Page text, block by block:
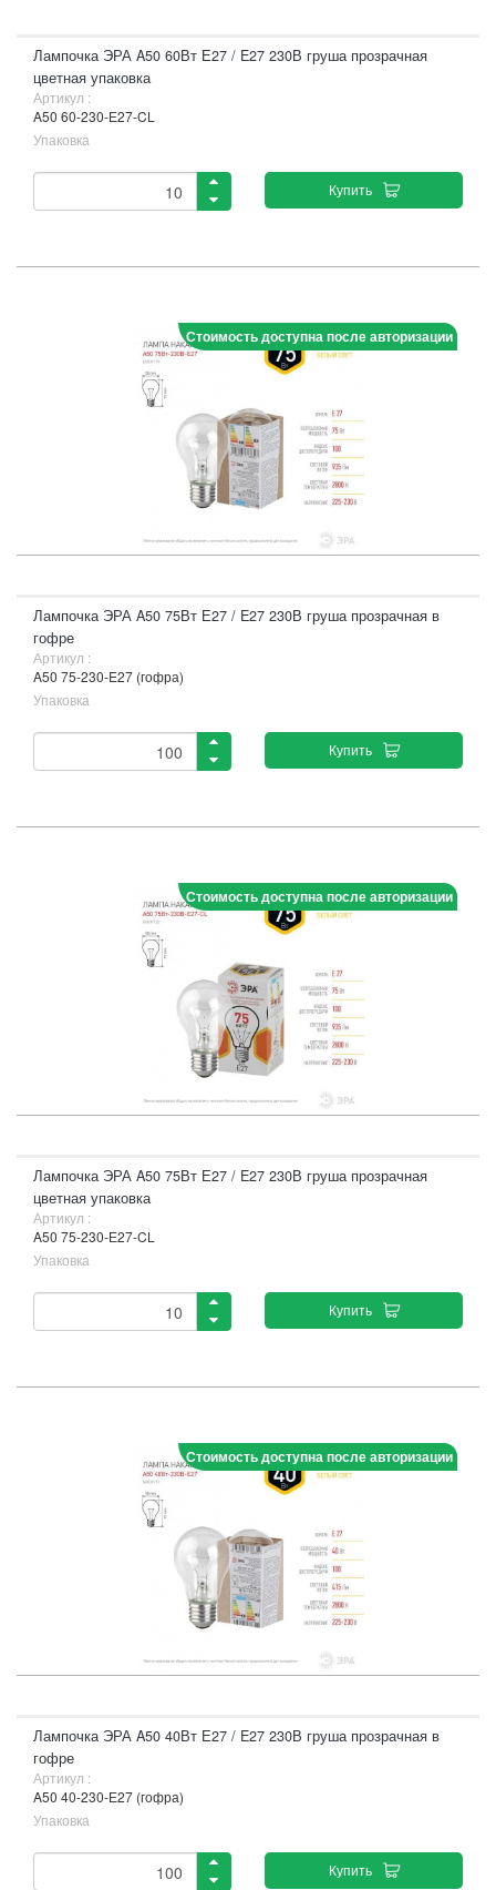
Лампочка ЭРА A50 60Вт Е27 / E27 230В груша прозрачная
цветная упаковка
Артикул :
A50 60-230-Е27-CL
Упаковка
Купить
Стоимость доступна после авторизации
Лампочка ЭРА A50 75Вт Е27 / E27 230В груша прозрачная в
гофре
Артикул :
A50 75-230-E27 (гофра)
Упаковка
Купить
Стоимость доступна после авторизации
Лампочка ЭРА A50 75Вт Е27 / E27 230В груша прозрачная
цветная упаковка
Артикул :
A50 75-230-Е27-CL
Упаковка
Купить
Стоимость доступна после авторизации
Лампочка ЭРА A50 40Вт Е27 / E27 230В груша прозрачная в
гофре
Артикул :
A50 40-230-Е27 (гофра)
Упаковка
Купить